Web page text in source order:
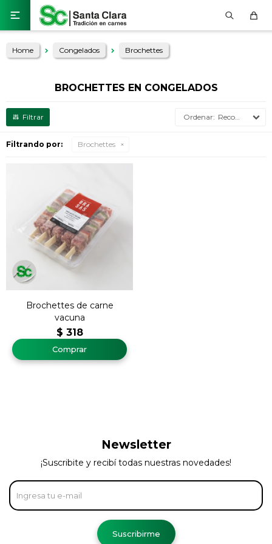

Home Congelados Brochettes
BROCHETTES EN CONGELADOS
Recomendados
Filtrando por: Brochettes
Brochettes de carne
vacuna
$ 318
Newsletter
¡Suscribite y recibí todas nuestras novedades!
Suscribirme